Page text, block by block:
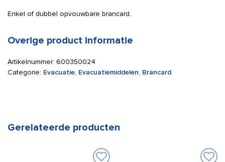
Enkel of dubbel opvouwbare brancard.
Overige product informatie
Artikelnummer: 600350024
Categorie: Evacuatie, Evacuatiemiddelen, Brancard
Gerelateerde producten